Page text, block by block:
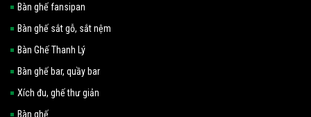
Bàn ghế fansipan
Bàn ghế sắt gỗ, sắt nệm
Bàn Ghế Thanh Lý
Bàn ghế bar, quầy bar
Xích đu, ghế thư giản
Bàn ghế